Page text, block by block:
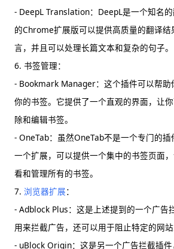
- DeepL Translation：DeepL是一个知名
的Chrome扩展版可以提供高质量的翻译结
言，并且可以处理长篇文本和复杂的句子。
6. 书签管理：
- Bookmark Manager：这个插件可以帮助
你的书签。它提供了一个直观的界面，让
除和编辑书签。
- OneTab：虽然OneTab不是一个专门的
一个扩展，可以提供一个集中的书签页面
看和管理所有的书签。
7. 浏览器扩展：
- Adblock Plus：这是上述提到的一个广告
用来拦截广告，还可以用于阻止特定的网站
- uBlock Origin：这是另一个广告拦截插